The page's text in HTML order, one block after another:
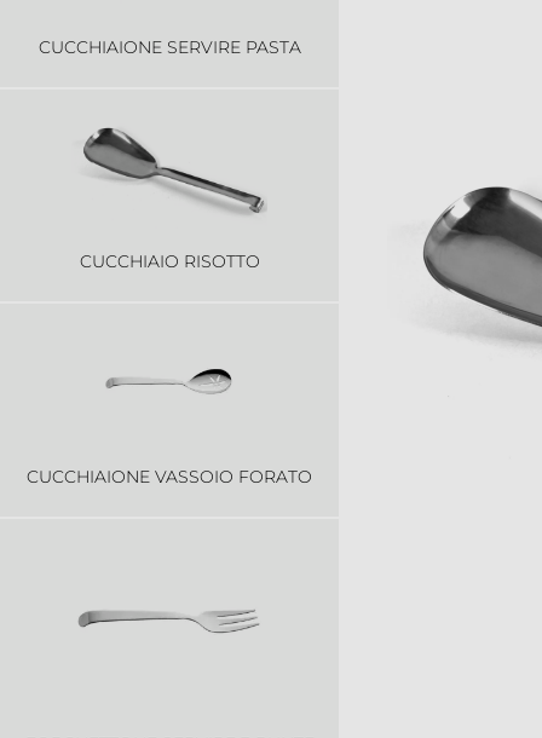
CUCCHIAIONE SERVIRE PASTA
CUCCHIAIO RISOTTO
CUCCHIAIONE VASSOIO FORATO